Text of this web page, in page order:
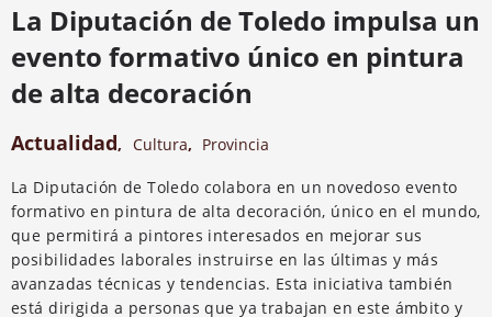
La Diputación de Toledo impulsa un
evento formativo único en pintura
de alta decoración
Actualidad, Cultura, Provincia
La Diputación de Toledo colabora en un novedoso evento
formativo en pintura de alta decoración, único en el mundo,
que permitirá a pintores interesados en mejorar sus
posibilidades laborales instruirse en las últimas y más
avanzadas técnicas y tendencias. Esta iniciativa también
está dirigida a personas que ya trabajan en este ámbito y